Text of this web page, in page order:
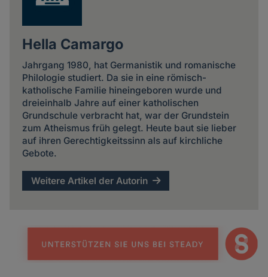
Hella Camargo
Jahrgang 1980, hat Germanistik und romanische
Philologie studiert. Da sie in eine römisch-
katholische Familie hineingeboren wurde und
dreieinhalb Jahre auf einer katholischen
Grundschule verbracht hat, war der Grundstein
zum Atheismus früh gelegt. Heute baut sie lieber
auf ihren Gerechtigkeitssinn als auf kirchliche
Gebote.
Weitere Artikel der Autorin